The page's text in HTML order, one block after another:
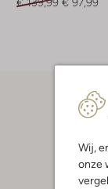
Wij,
onze